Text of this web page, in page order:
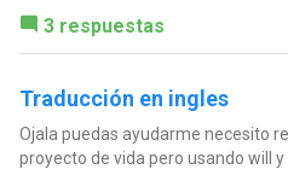
3 respuestas
Traducción en ingles
Ojala puedas ayudarme necesito
proyecto de vida pero usando will